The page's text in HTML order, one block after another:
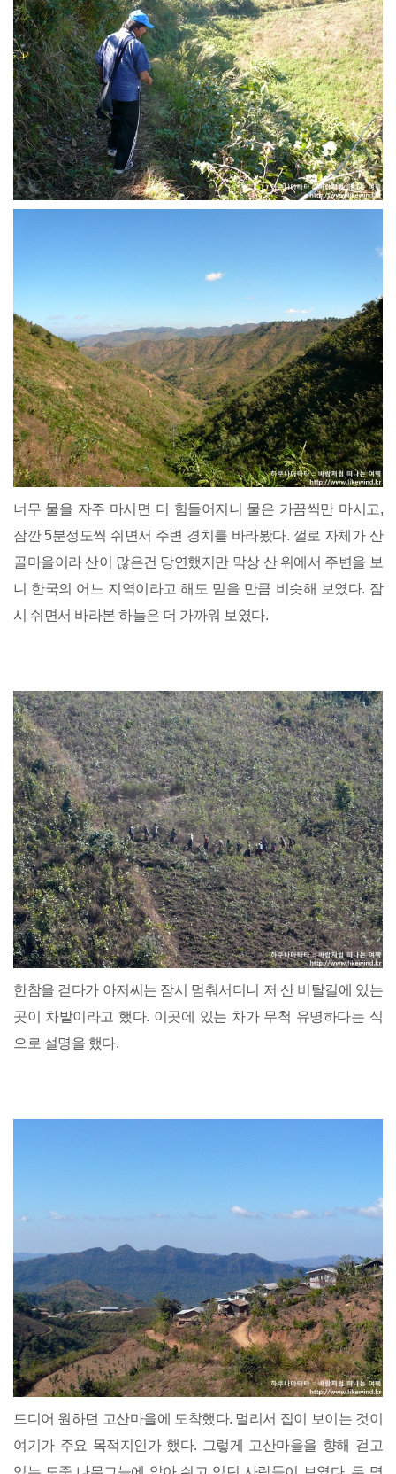
너무 물을 자주 마시면 더 힘들어지니 물은 가끔씩만 마시고,
잠깐 5분정도씩 쉬면서 주변 경치를 바라봤다. 껄로 자체가 산
골마을이라 산이 많은건 당연했지만 막상 산 위에서 주변을 보
니 한국의 어느 지역이라고 해도 믿을 만큼 비슷해 보였다. 잠
시 쉬면서 바라본 하늘은 더 가까워 보였다.
한참을 걷다가 아저씨는 잠시 멈춰서더니 저 산 비탈길에 있는
곳이 차밭이라고 했다. 이곳에 있는 차가 무척 유명하다는 식
으로 설명을 했다.
드디어 원하던 고산마을에 도착했다. 멀리서 집이 보이는 것이
여기가 주요 목적지인가 했다. 그렇게 고산마을을 향해 걷고